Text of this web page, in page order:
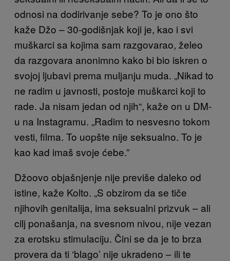
odnosi na dodirivanje sebe? To je ono što
kaže Džo – 30-godišnjak koji je, kao i svi
muškarci sa kojima sam razgovarao, želeo
da razgovara anonimno kako bi bio iskren o
svojoj ljubavi prema muljanju muda. „Nikad to
ne radim u javnosti, postoje muškarci koji to
rade. Ja nisam jedan od njih“, kaže on u DM-
u na Instagramu. „Radim to nesvesno tokom
vesti, filma. To uopšte nije seksualno. To je
kao kad imaš svoje ćebe.”
Džoovo objašnjenje nije previše daleko od
istine, kaže Kolto. „S obzirom da se tiče
njihovih genitalija, ima seksualni prizvuk – ali
cilj ponašanja, na svesnom nivou, nije vezan
za erotsku stimulaciju. Čini se da je to brza
provera da ti ‘blago’ nije ukradeno – ili te